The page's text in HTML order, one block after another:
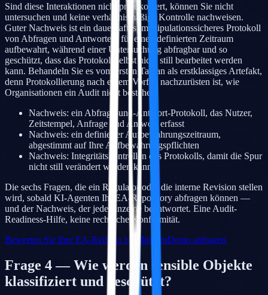
Sind diese Interaktionen nicht protokolliert, können Sie nicht
untersuchen und keine verhältnismäßige Kontrolle nachweisen.
Guter Nachweis ist ein dauerhaftes, manipulationssicheres Protokoll
von Abfragen und Antworten, für einen definierten Zeitraum
aufbewahrt, während einer Untersuchung abfragbar und so
geschützt, dass das Protokoll selbst nicht still bearbeitet werden
kann. Behandeln Sie es vom ersten Tag an als erstklassiges Artefakt,
denn Protokollierung nach einem Vorfall nachzurüsten ist, wie
Organisationen ein Audit nicht bestehen.
Nachweis: ein Abfrage-und-Antwort-Protokoll, das Nutzer,
Zeitstempel, Anfrage und Antwort erfasst
Nachweis: ein definierter Aufbewahrungszeitraum,
abgestimmt auf Ihre Aufbewahrungspflichten
Nachweis: Integritätskontrollen des Protokolls, damit die Spur
nicht still verändert werden kann
Die sechs Fragen, die ein Regulator oder die interne Revision stellen
wird, sobald KI-Agenten Ihr EA-Repository abfragen können —
und der Nachweis, der jede einzelne beantwortet. Eine Audit-
Readiness-Hilfe, keine rechtliche Konformität.
Bewerten Sie Ihre EA-Reife in 10 MinutenDemo anfragen
Frage 4 — Wie werden sensible Objekte
klassifiziert und geschützt?